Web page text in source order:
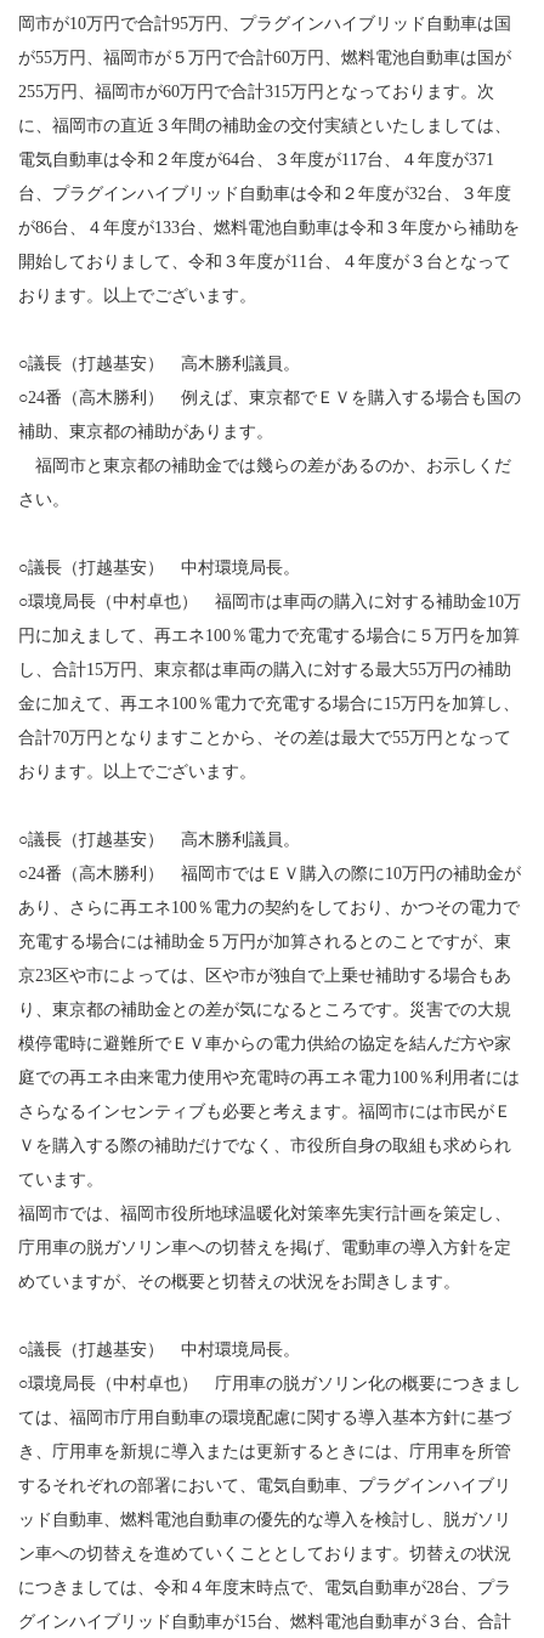
岡市が10万円で合計95万円、プラグインハイブリッド自動車は国
が55万円、福岡市が５万円で合計60万円、燃料電池自動車は国が
255万円、福岡市が60万円で合計315万円となっております。次
に、福岡市の直近３年間の補助金の交付実績といたしましては、
電気自動車は令和２年度が64台、３年度が117台、４年度が371
台、プラグインハイブリッド自動車は令和２年度が32台、３年度
が86台、４年度が133台、燃料電池自動車は令和３年度から補助を
開始しておりまして、令和３年度が11台、４年度が３台となって
おります。以上でございます。
○議長（打越基安） 高木勝利議員。
○24番（高木勝利） 例えば、東京都でＥＶを購入する場合も国の
補助、東京都の補助があります。
福岡市と東京都の補助金では幾らの差があるのか、お示しくだ
さい。
○議長（打越基安） 中村環境局長。
○環境局長（中村卓也） 福岡市は車両の購入に対する補助金10万
円に加えまして、再エネ100％電力で充電する場合に５万円を加算
し、合計15万円、東京都は車両の購入に対する最大55万円の補助
金に加えて、再エネ100％電力で充電する場合に15万円を加算し、
合計70万円となりますことから、その差は最大で55万円となって
おります。以上でございます。
○議長（打越基安） 高木勝利議員。
○24番（高木勝利） 福岡市ではＥＶ購入の際に10万円の補助金が
あり、さらに再エネ100％電力の契約をしており、かつその電力で
充電する場合には補助金５万円が加算されるとのことですが、東
京23区や市によっては、区や市が独自で上乗せ補助する場合もあ
り、東京都の補助金との差が気になるところです。災害での大規
模停電時に避難所でＥＶ車からの電力供給の協定を結んだ方や家
庭での再エネ由来電力使用や充電時の再エネ電力100％利用者には
さらなるインセンティブも必要と考えます。福岡市には市民がＥ
Ｖを購入する際の補助だけでなく、市役所自身の取組も求められ
ています。
福岡市では、福岡市役所地球温暖化対策率先実行計画を策定し、
庁用車の脱ガソリン車への切替えを掲げ、電動車の導入方針を定
めていますが、その概要と切替えの状況をお聞きします。
○議長（打越基安） 中村環境局長。
○環境局長（中村卓也） 庁用車の脱ガソリン化の概要につきまし
ては、福岡市庁用自動車の環境配慮に関する導入基本方針に基づ
き、庁用車を新規に導入または更新するときには、庁用車を所管
するそれぞれの部署において、電気自動車、プラグインハイブリ
ッド自動車、燃料電池自動車の優先的な導入を検討し、脱ガソリ
ン車への切替えを進めていくこととしております。切替えの状況
につきましては、令和４年度末時点で、電気自動車が28台、プラ
グインハイブリッド自動車が15台、燃料電池自動車が３台、合計